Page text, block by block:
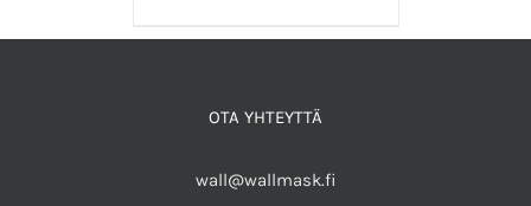
OTA YHTEYTTÄ
wall@wallmask.fi